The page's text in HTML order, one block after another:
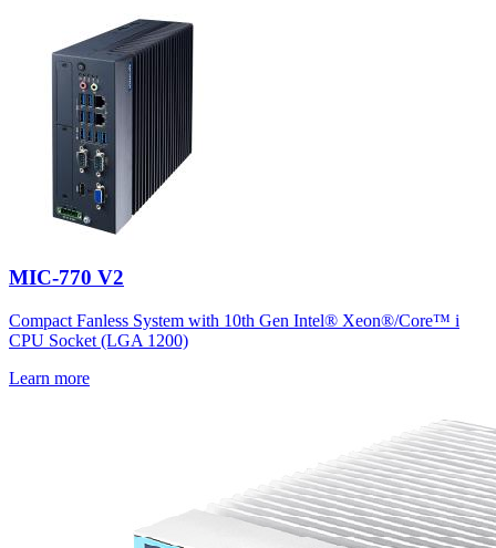
MIC-770 V2
Compact Fanless System with 10th Gen Intel® Xeon®/Core™ i
CPU Socket (LGA 1200)
Learn more